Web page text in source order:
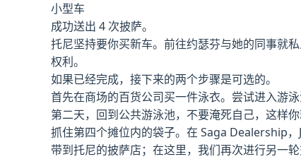
小型车
成功送出 4 次披萨。
托尼坚持要你买新车。前往约瑟芬与她的同事就
权利。
如果已经完成，接下来的两个步骤是可选的。
首先在商场的百货公司买一件泳衣。尝试进入游
第二天，回到公共游泳池，不要淹死自己，这样你
抓住第四个摊位内的袋子。在 Saga Dealership
带到托尼的披萨店；在这里，我们再次进行另一轮